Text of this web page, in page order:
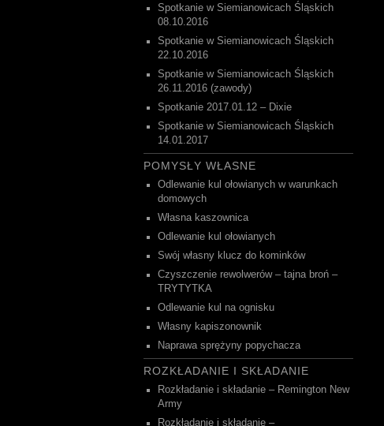
Spotkanie w Siemianowicach Śląskich
08.10.2016
Spotkanie w Siemianowicach Śląskich
22.10.2016
Spotkanie w Siemianowicach Śląskich
26.11.2016 (zawody)
Spotkanie 2017.01.12 – Dixie
Spotkanie w Siemianowicach Śląskich
14.01.2017
POMYSŁY WŁASNE
Odlewanie kul ołowianych w warunkach
domowych
Własna kaszownica
Odlewanie kul ołowianych
Swój własny klucz do kominków
Czyszczenie rewolwerów – tajna broń –
TRYTYTKA
Odlewanie kul na ognisku
Własny kapiszonownik
Naprawa sprężyny popychacza
ROZKŁADANIE I SKŁADANIE
Rozkładanie i składanie – Remington New
Army
Rozkładanie i składanie –